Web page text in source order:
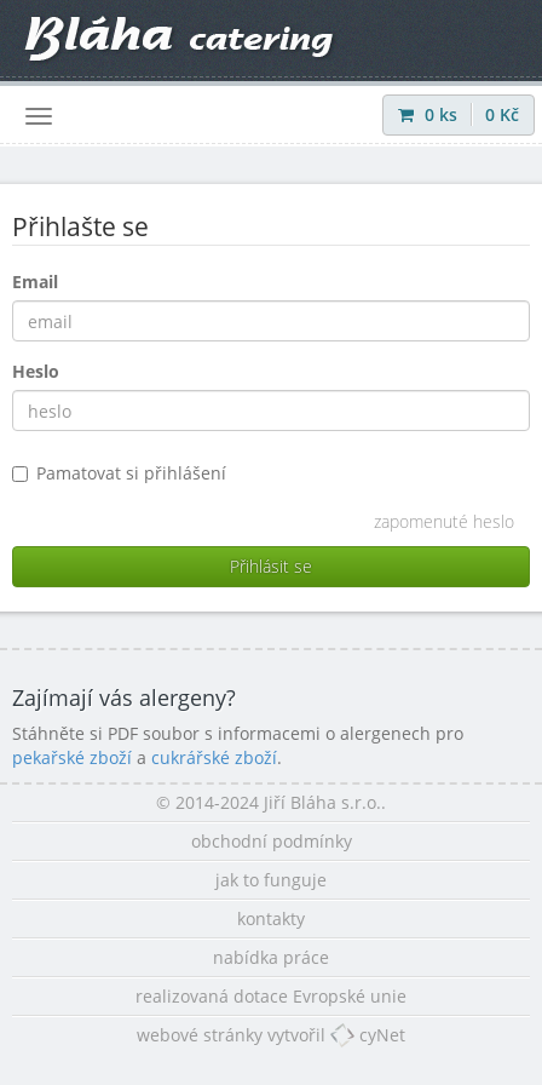
Přihlásit |Registrovat
0 ks 0 Kč
Přihlašte se
Email
Heslo
Pamatovat si přihlášení
zapomenuté heslo
Zajímají vás alergeny?
Stáhněte si PDF soubor s informacemi o alergenech pro
pekařské zboží a cukrářské zboží.
© 2014-2024 Jiří Bláha s.r.o..
obchodní podmínky
jak to funguje
kontakty
nabídka práce
realizovaná dotace Evropské unie
webové stránky vytvořil
cyNet